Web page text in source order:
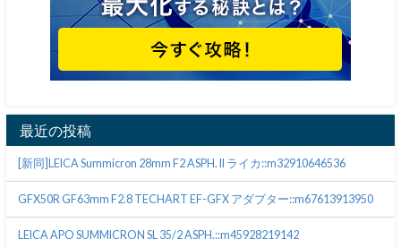
最近の投稿
[新同]LEICA Summicron 28mm F2 ASPH. II ライカ::m32910646536
GFX50R GF63mm F2.8 TECHART EF-GFX アダプター::m67613913950
LEICA APO SUMMICRON SL 35/2 ASPH.::m45928219142